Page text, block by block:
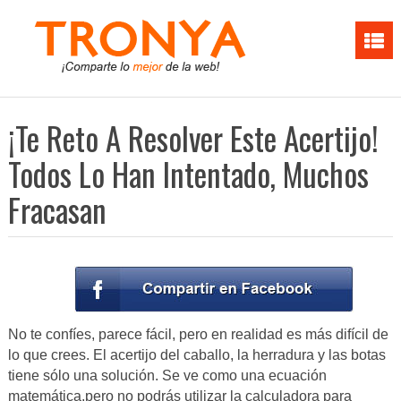
¡Te Reto A Resolver Este Acertijo!
Todos Lo Han Intentado, Muchos
Fracasan
No te confíes, parece fácil, pero en realidad es más difícil de
lo que crees. El acertijo del caballo, la herradura y las botas
tiene sólo una solución. Se ve como una ecuación
matemática,pero no podrás utilizar la calculadora para